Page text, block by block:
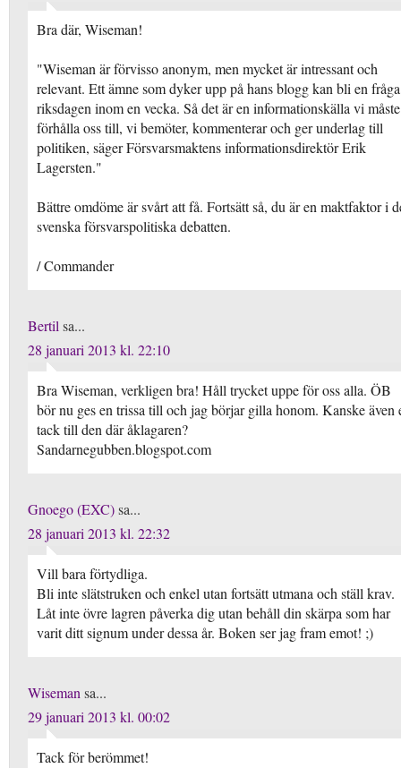
Bra där, Wiseman!
"Wiseman är förvisso anonym, men mycket är intressant och
relevant. Ett ämne som dyker upp på hans blogg kan bli en
riksdagen inom en vecka. Så det är en informationskälla vi måste
förhålla oss till, vi bemöter, kommenterar och ger underlag till
politiken, säger Försvarsmaktens informationsdirektör Erik
Lagersten."
Bättre omdöme är svårt att få. Fortsätt så, du är en maktfaktor i
svenska försvarspolitiska debatten.
/ Commander
Bertilsa...
28 januari 2013 kl. 22:10
Bra Wiseman, verkligen bra! Håll trycket uppe för oss alla. ÖB
bör nu ges en trissa till och jag börjar gilla honom. Kanske även
tack till den där åklagaren?
Sandarnegubben.blogspot.com
Gnoego (EXC)sa...
28 januari 2013 kl. 22:32
Vill bara förtydliga.
Bli inte slätstruken och enkel utan fortsätt utmana och ställ krav.
Låt inte övre lagren påverka dig utan behåll din skärpa som har
varit ditt signum under dessa år. Boken ser jag fram emot! ;)
Wisemansa...
29 januari 2013 kl. 00:02
Tack för berömmet!